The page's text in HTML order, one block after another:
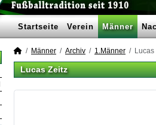
Startseite Verein Männer
Männer Archiv 1.Männer Lucas
Lucas Zeitz